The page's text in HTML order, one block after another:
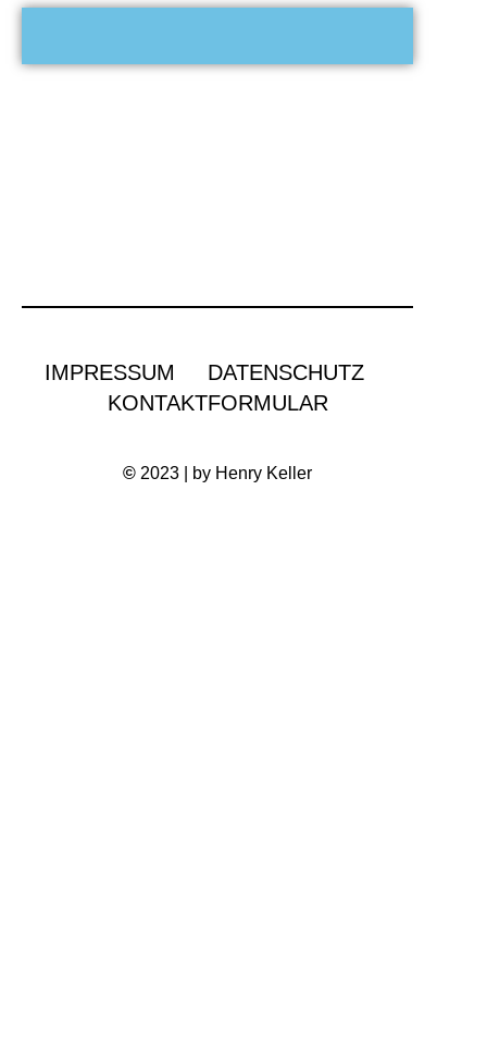
IMPRESSUM
DATENSCHUTZ
KONTAKTFORMULAR
© 2023 | by Henry Keller